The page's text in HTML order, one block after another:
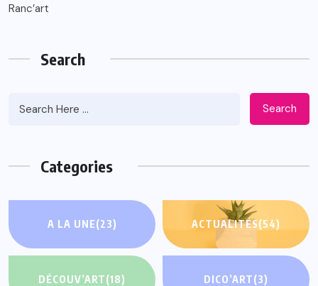
Ranc’art
Search
Search
Categories
A LA UNE(23) ACTUALITÉS(54)
DÉCOUV’ART(18) DICO’ART(3)